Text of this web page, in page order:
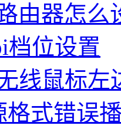
由器怎么
档位设置
线鼠标左
格式错误